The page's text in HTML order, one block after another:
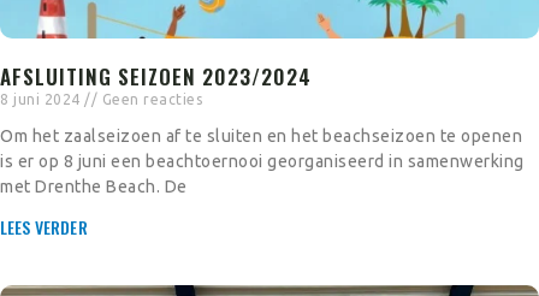
AFSLUITING SEIZOEN 2023/2024
8 juni 2024 Geen reacties
Om het zaalseizoen af te sluiten en het beachseizoen te openen
is er op 8 juni een beachtoernooi georganiseerd in samenwerking
met Drenthe Beach. De
LEES VERDER